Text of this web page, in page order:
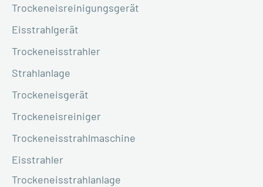
Trockeneisreinigungsgerät
Eisstrahlgerät
Trockeneisstrahler
Strahlanlage
Trockeneisgerät
Trockeneisreiniger
Trockeneisstrahlmaschine
Eisstrahler
Trockeneisstrahlanlage